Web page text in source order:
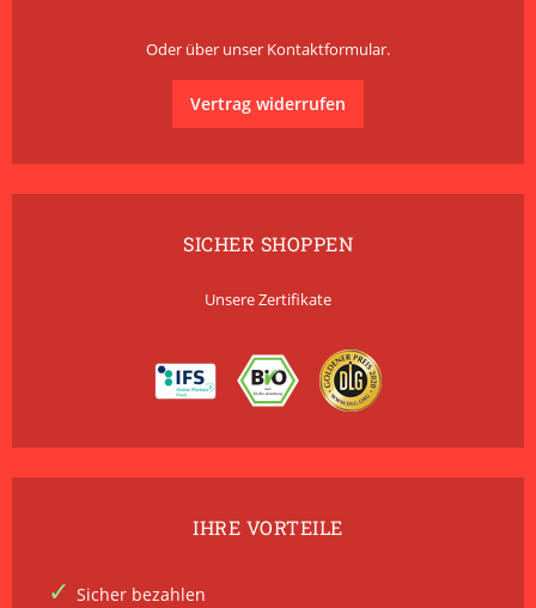
Oder über unser Kontaktformular.
Vertrag widerrufen
SICHER SHOPPEN
Unsere Zertifikate
IHRE VORTEILE
Sicher bezahlen